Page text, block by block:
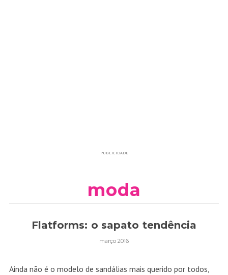
PUBLICIDADE
moda
Flatforms: o sapato tendência
março 2016
Ainda não é o modelo de sandálias mais querido por todos,